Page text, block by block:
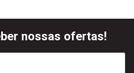
nossas ofertas!